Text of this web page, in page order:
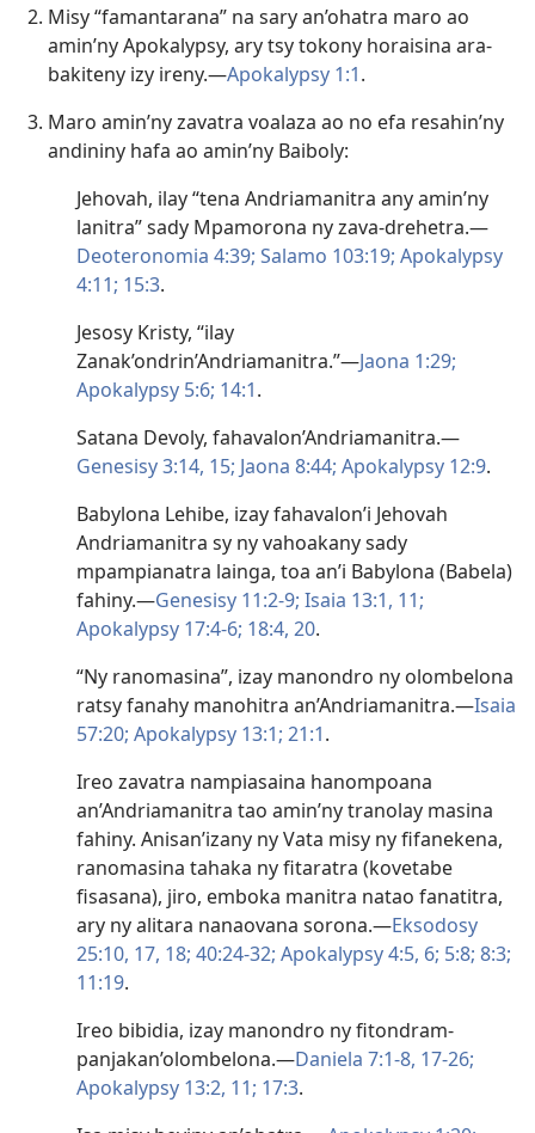
Misy “famantarana” na sary an’ohatra maro ao
amin’ny Apokalypsy, ary tsy tokony horaisina ara-
bakiteny izy ireny.—Apokalypsy 1:1.
Maro amin’ny zavatra voalaza ao no efa resahin’ny
andininy hafa ao amin’ny Baiboly:
Jehovah, ilay “tena Andriamanitra any amin’ny
lanitra” sady Mpamorona ny zava-drehetra.—
Deoteronomia 4:39; Salamo 103:19; Apokalypsy
4:11; 15:3.
Jesosy Kristy, “ilay
Zanak’ondrin’Andriamanitra.”—Jaona 1:29;
Apokalypsy 5:6; 14:1.
Satana Devoly, fahavalon’Andriamanitra.—
Genesisy 3:14, 15; Jaona 8:44; Apokalypsy 12:9.
Babylona Lehibe, izay fahavalon’i Jehovah
Andriamanitra sy ny vahoakany sady
mpampianatra lainga, toa an’i Babylona (Babela)
fahiny.—Genesisy 11:2-9; Isaia 13:1, 11;
Apokalypsy 17:4-6; 18:4, 20.
“Ny ranomasina”, izay manondro ny olombelona
ratsy fanahy manohitra an’Andriamanitra.—Isaia
57:20; Apokalypsy 13:1; 21:1.
Ireo zavatra nampiasaina hanompoana
an’Andriamanitra tao amin’ny tranolay masina
fahiny. Anisan’izany ny Vata misy ny fifanekena,
ranomasina tahaka ny fitaratra (kovetabe
fisasana), jiro, emboka manitra natao fanatitra,
ary ny alitara nanaovana sorona.—Eksodosy
25:10, 17, 18; 40:24-32; Apokalypsy 4:5, 6; 5:8; 8:3;
11:19.
Ireo bibidia, izay manondro ny fitondram-
panjakan’olombelona.—Daniela 7:1-8, 17-26;
Apokalypsy 13:2, 11; 17:3.